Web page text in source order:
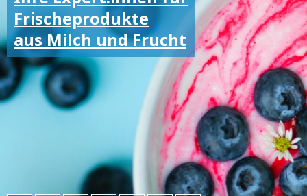
Frischeprodukte
aus Milch und Frucht
Für die großen und
kleinen Emotionen